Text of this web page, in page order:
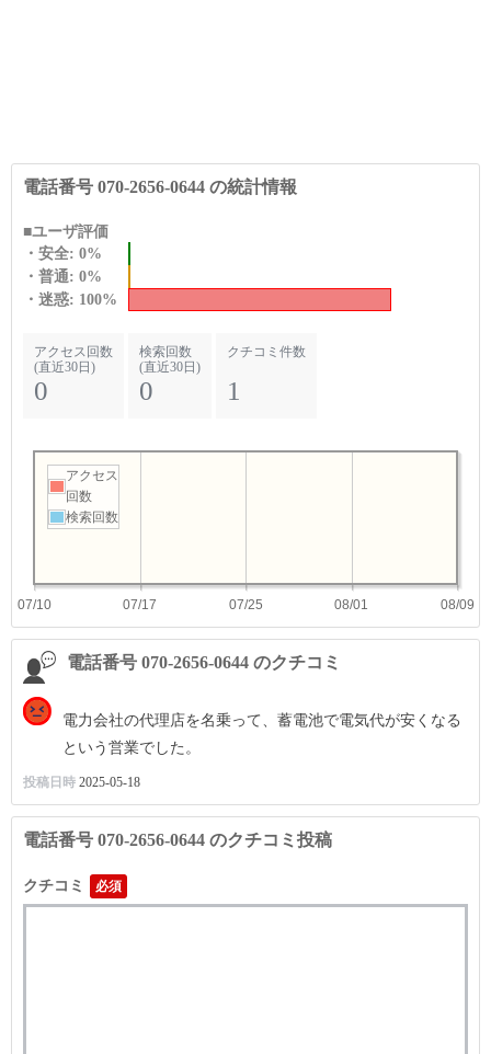
電話番号 070-2656-0644 の統計情報
■ユーザ評価
・安全: 0%
・普通: 0%
・迷惑: 100%
アクセス回数
(直近30日)
0
検索回数
(直近30日)
0
クチコミ件数
1
07/10 07/17 07/25 08/01 08/09
アクセス
回数
検索回数
電話番号 070-2656-0644 のクチコミ
電力会社の代理店を名乗って、蓄電池で電気代が安くなる
という営業でした。
投稿日時 2025-05-18
電話番号 070-2656-0644 のクチコミ投稿
クチコミ